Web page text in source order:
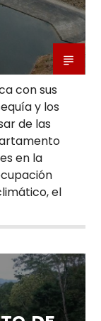
con sus
y los
de las
en la
el